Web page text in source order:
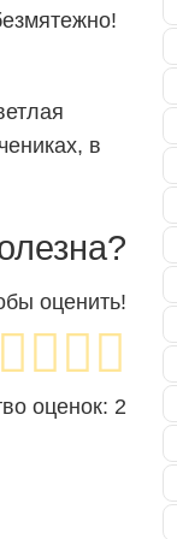
в
оценить!
оценок: 2